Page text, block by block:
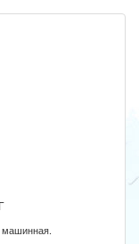
машинная.